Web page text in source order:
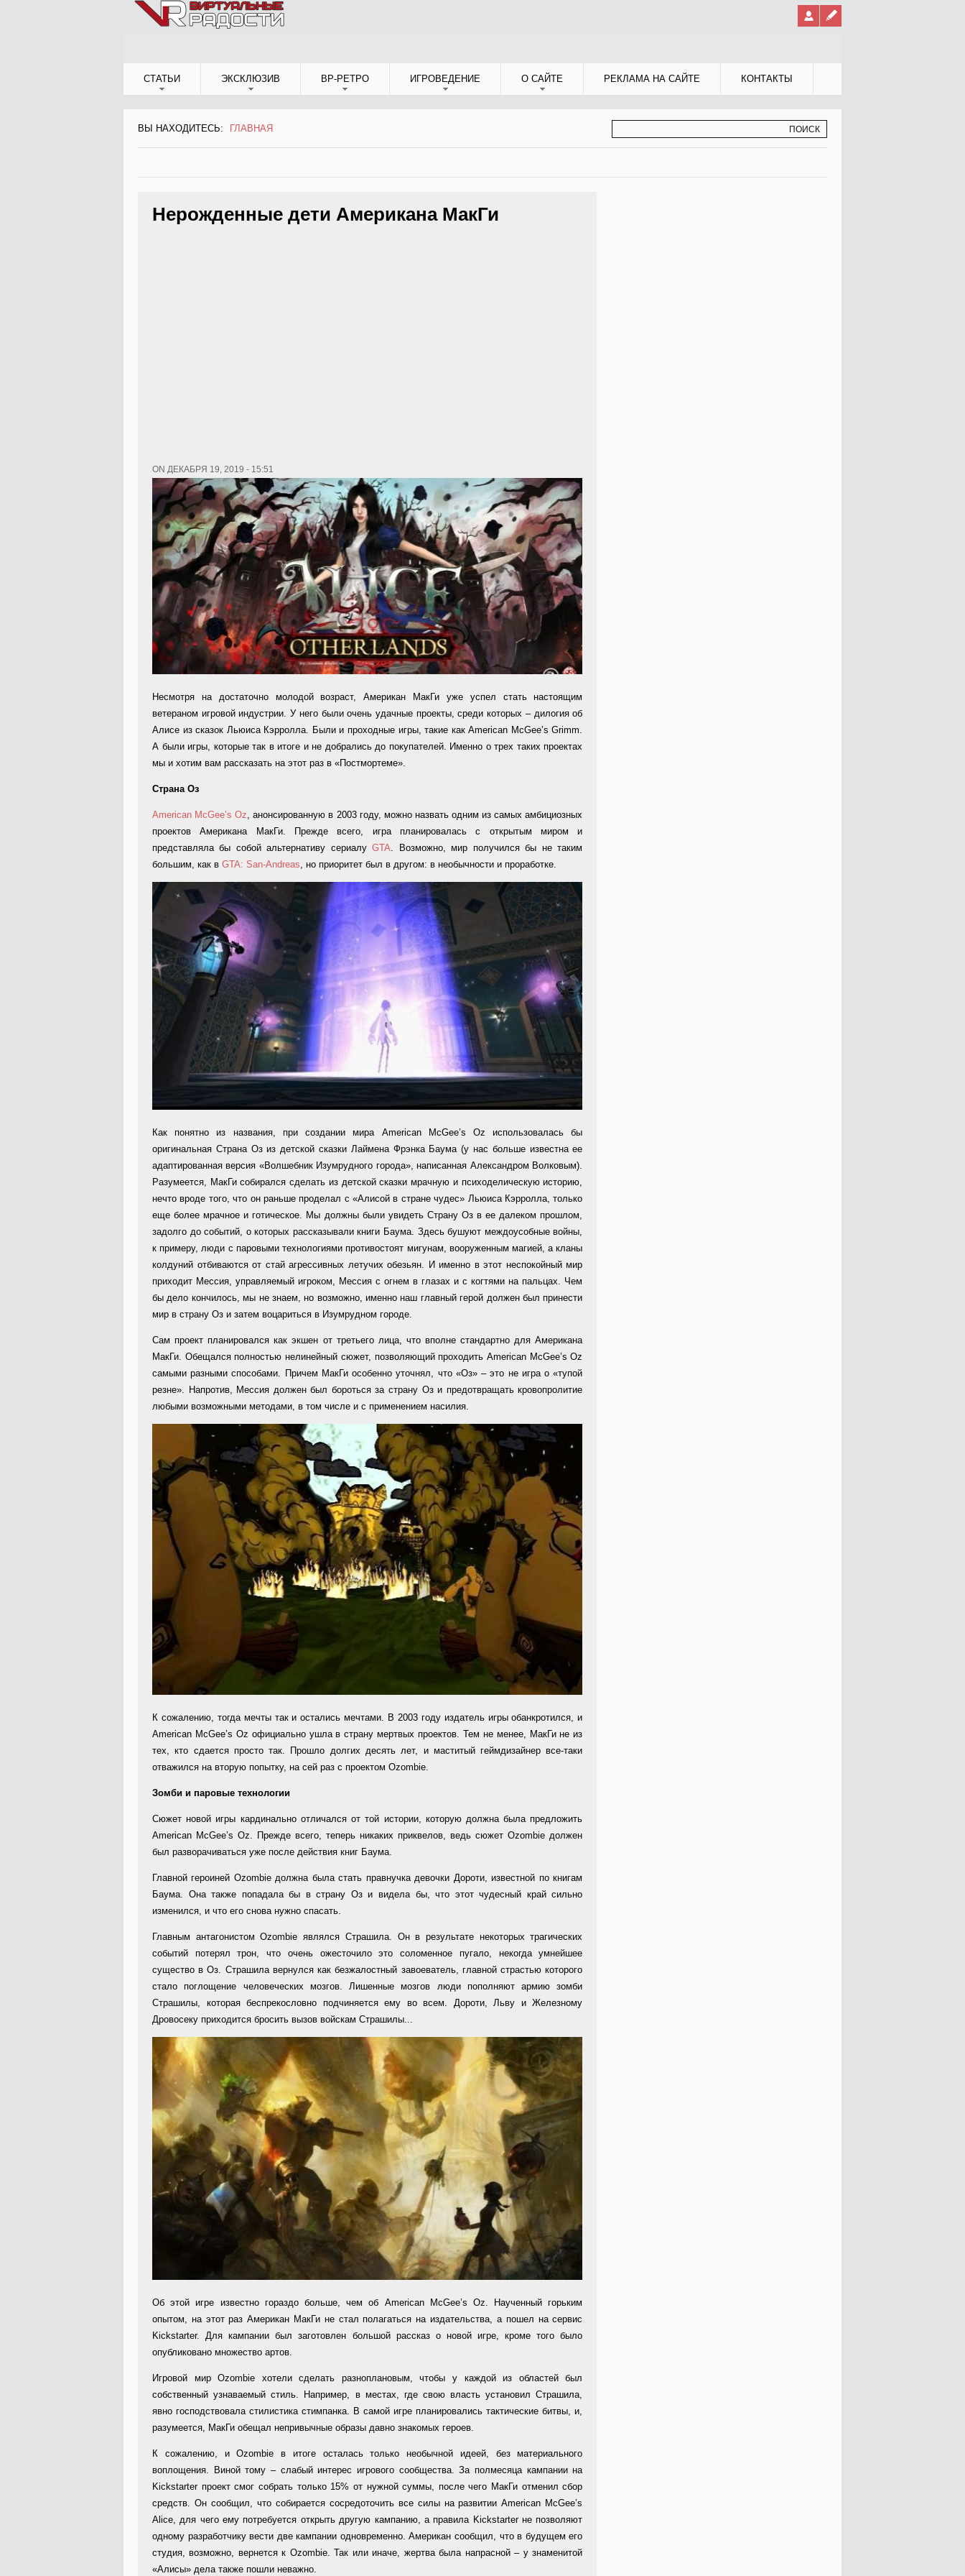
СТАТЬИ ЭКСКЛЮЗИВ ВР-РЕТРО ИГРОВЕДЕНИЕ О САЙТЕ РЕКЛАМА НА САЙТЕ КОНТАКТЫ
ВЫ НАХОДИТЕСЬ:
ВЫ НАХОДИТЕСЬ
ГЛАВНАЯ
Нерожденные дети Американа МакГи
ON ДЕКАБРЯ 19, 2019 - 15:51
Несмотря на достаточно молодой возраст, Американ МакГи уже успел стать настоящим
ветераном игровой индустрии. У него были очень удачные проекты, среди которых – дилогия об
Алисе из сказок Льюиса Кэрролла. Были и проходные игры, такие как American McGee’s Grimm.
А были игры, которые так в итоге и не добрались до покупателей. Именно о трех таких проектах
мы и хотим вам рассказать на этот раз в «Постмортеме».
Страна Оз
American McGee’s Oz , анонсированную в 2003 году, можно назвать одним из самых амбициозных
проектов Американа МакГи. Прежде всего, игра планировалась с открытым миром и
представляла бы собой альтернативу сериалуGTA . Возможно, мир получился бы не таким
большим, как в GTA: San-Andreas , но приоритет был в другом: в необычности и проработке.
Как понятно из названия, при создании мира American McGee’s Oz использовалась бы
оригинальная Страна Оз из детской сказки Лаймена Фрэнка Баума (у нас больше известна ее
адаптированная версия «Волшебник Изумрудного города», написанная Александром Волковым).
Разумеется, МакГи собирался сделать из детской сказки мрачную и психоделическую историю,
нечто вроде того, что он раньше проделал с «Алисой в стране чудес» Льюиса Кэрролла, только
еще более мрачное и готическое. Мы должны были увидеть Страну Оз в ее далеком прошлом,
задолго до событий, о которых рассказывали книги Баума. Здесь бушуют междоусобные войны,
к примеру, люди с паровыми технологиями противостоят мигунам, вооруженным магией, а кланы
колдуний отбиваются от стай агрессивных летучих обезьян. И именно в этот неспокойный мир
приходит Мессия, управляемый игроком, Мессия с огнем в глазах и с когтями на пальцах. Чем
бы дело кончилось, мы не знаем, но возможно, именно наш главный герой должен был принести
мир в страну Оз и затем воцариться в Изумрудном городе.
Сам проект планировался как экшен от третьего лица, что вполне стандартно для Американа
МакГи. Обещался полностью нелинейный сюжет, позволяющий проходить American McGee’s Oz
самыми разными способами. Причем МакГи особенно уточнял, что «Оз» – это не игра о «тупой
резне». Напротив, Мессия должен был бороться за страну Оз и предотвращать кровопролитие
любыми возможными методами, в том числе и с применением насилия.
К сожалению, тогда мечты так и остались мечтами. В 2003 году издатель игры обанкротился, и
American McGee’s Oz официально ушла в страну мертвых проектов. Тем не менее, МакГи не из
тех, кто сдается просто так. Прошло долгих десять лет, и маститый геймдизайнер все-таки
отважился на вторую попытку, на сей раз с проектом Ozombie.
Зомби и паровые технологии
Сюжет новой игры кардинально отличался от той истории, которую должна была предложить
American McGee’s Oz. Прежде всего, теперь никаких приквелов, ведь сюжет Ozombie должен
был разворачиваться уже после действия книг Баума.
Главной героиней Ozombie должна была стать правнучка девочки Дороти, известной по книгам
Баума. Она также попадала бы в страну Оз и видела бы, что этот чудесный край сильно
изменился, и что его снова нужно спасать.
Главным антагонистом Ozombie являлся Страшила. Он в результате некоторых трагических
событий потерял трон, что очень ожесточило это соломенное пугало, некогда умнейшее
существо в Оз. Страшила вернулся как безжалостный завоеватель, главной страстью которого
стало поглощение человеческих мозгов. Лишенные мозгов люди пополняют армию зомби
Страшилы, которая беспрекословно подчиняется ему во всем. Дороти, Льву и Железному
Дровосеку приходится бросить вызов войскам Страшилы...
Об этой игре известно гораздо больше, чем об American McGee’s Oz. Наученный горьким
опытом, на этот раз Американ МакГи не стал полагаться на издательства, а пошел на сервис
Kickstarter. Для кампании был заготовлен большой рассказ о новой игре, кроме того было
опубликовано множество артов.
Игровой мир Ozombie хотели сделать разноплановым, чтобы у каждой из областей был
собственный узнаваемый стиль. Например, в местах, где свою власть установил Страшила,
явно господствовала стилистика стимпанка. В самой игре планировались тактические битвы, и,
разумеется, МакГи обещал непривычные образы давно знакомых героев.
К сожалению, и Ozombie в итоге осталась только необычной идеей, без материального
воплощения. Виной тому – слабый интерес игрового сообщества. За полмесяца кампании на
Kickstarter проект смог собрать только 15% от нужной суммы, после чего МакГи отменил сбор
средств. Он сообщил, что собирается сосредоточить все силы на развитии American McGee’s
Alice, для чего ему потребуется открыть другую кампанию, а правила Kickstarter не позволяют
одному разработчику вести две кампании одновременно. Американ сообщил, что в будущем его
студия, возможно, вернется к Ozombie. Так или иначе, жертва была напрасной – у знаменитой
«Алисы» дела также пошли неважно.